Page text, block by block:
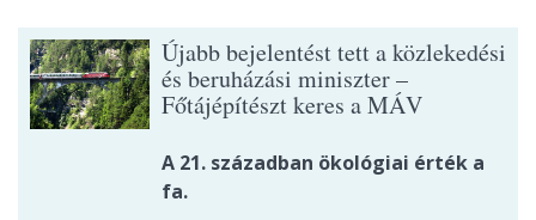
Újabb bejelentést tett a közlekedési
és beruházási miniszter –
Főtájépítészt keres a MÁV
A 21. században ökológiai érték a
fa.